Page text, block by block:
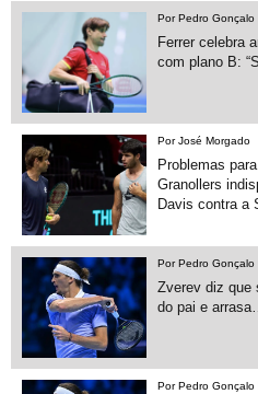
Por Pedro Gonçalo
Ferrer celebra
com plano B:
Por José Morgado
Problemas
Granollers
Davis contra a
Por Pedro Gonçalo
Zverev diz que
do pai e
Por Pedro Gonçalo